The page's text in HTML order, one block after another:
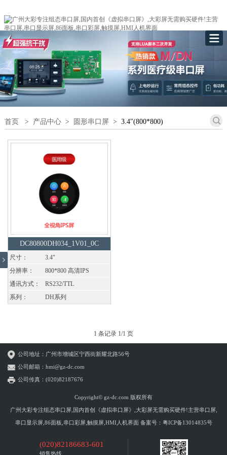
首页 > 产品中心> 圆形串口屏> 3.4"(800*800)
DC80800DH034_1V01_0C
3.4"
尺寸：
800*800 高清IPS
分辨率：
RS232/TTL
通讯方式：
DH系列
系列：
1 条记录 1/1 页
公司地址：广州市增城区宁西街新耀北路56号
公司邮箱：hmi@gz-dc.com
公司传真：(020)82187676
Copyright© gz-dc.com 版权所有
广州大彩专注组态串口屏,国内首创《虚拟串口屏》,大彩屏无需购买硬件!主营串口屏,
串口显示屏,86面板,串口彩屏,触摸屏,HMI人机界面 备案号： 粤ICP备13014835号
(020)82186683-601
销售热线